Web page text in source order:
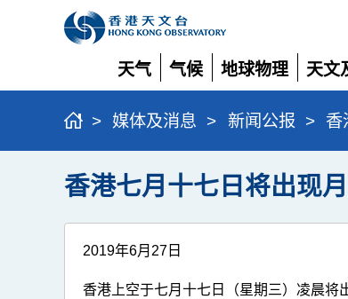
天气
展
开
气候
展
开
地球物理
展
开
天文
展
开
> 媒体及消息 > 新闻公报 > 香
香港七月十七日将出现
2019年6月27日
香港上空于七月十七日（星期三）凌晨